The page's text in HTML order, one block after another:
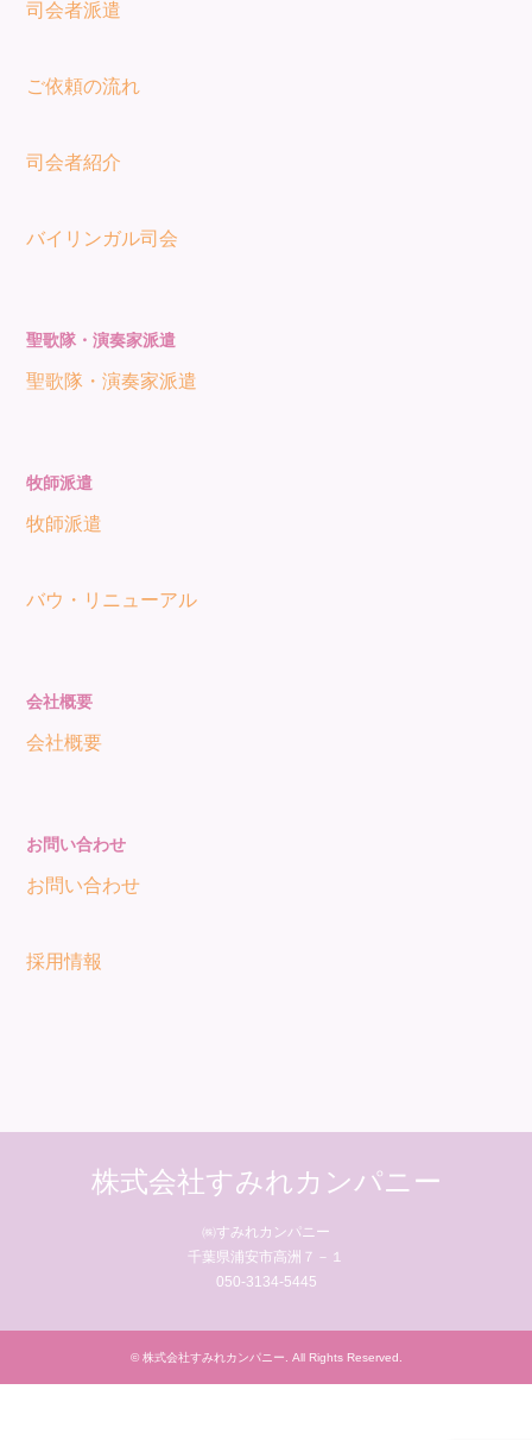
司会者派遣
ご依頼の流れ
司会者紹介
バイリンガル司会
聖歌隊・演奏家派遣
聖歌隊・演奏家派遣
牧師派遣
牧師派遣
バウ・リニューアル
会社概要
会社概要
お問い合わせ
お問い合わせ
採用情報
株式会社すみれカンパニー
㈱すみれカンパニー
千葉県浦安市高洲７－１
050-3134-5445
©株式会社すみれカンパニー . All Rights Reserved.